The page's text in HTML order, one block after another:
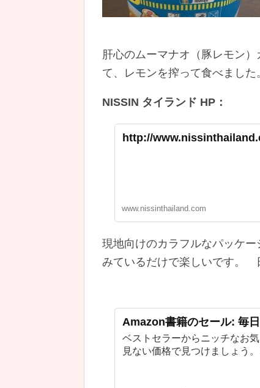
肝心のムーマナオ（豚レモン
て、レモンを搾って食べました
NISSIN タイランド HP：
http://
www.nissinthailand.com
現地向けのカラフルなパッケ
みているだけで楽しいです。
Amazon書籍のセール: 毎
ベストセラーからニッチなお
見ない価格で見つけましょう